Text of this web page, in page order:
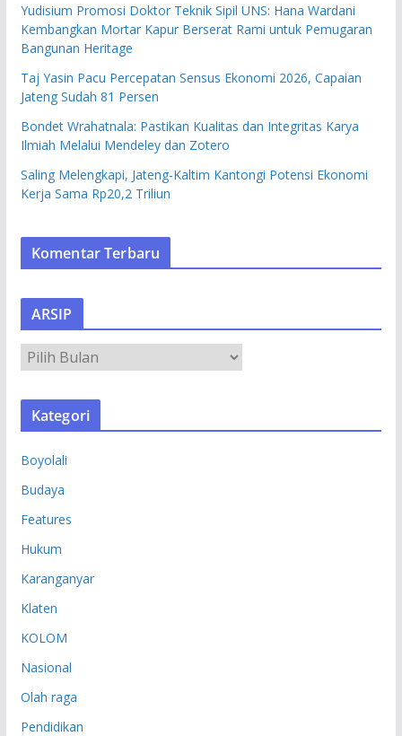
Yudisium Promosi Doktor Teknik Sipil UNS: Hana Wardani
Kembangkan Mortar Kapur Berserat Rami untuk Pemugaran
Bangunan Heritage
Taj Yasin Pacu Percepatan Sensus Ekonomi 2026, Capaian
Jateng Sudah 81 Persen
Bondet Wrahatnala: Pastikan Kualitas dan Integritas Karya
Ilmiah Melalui Mendeley dan Zotero
Saling Melengkapi, Jateng-Kaltim Kantongi Potensi Ekonomi
Kerja Sama Rp20,2 Triliun
Komentar Terbaru
ARSIP
R
S
Kategori
Boyolali
Budaya
Features
Hukum
Karanganyar
Klaten
KOLOM
Nasional
Olah raga
Pendidikan